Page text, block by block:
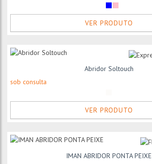
VER PRODUTO
Abridor Soltouch
sob consulta
VER PRODUTO
IMAN ABRIDOR PONTA PEIXE